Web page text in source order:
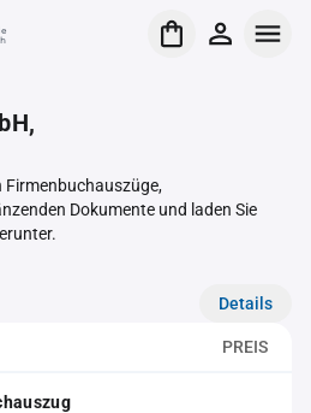
Firmenbuchauszüge,
Dokumente und laden Sie
Details
PREIS